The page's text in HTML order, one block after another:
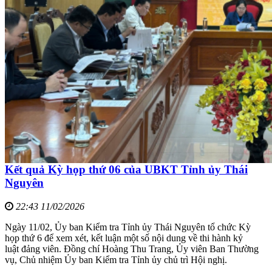
Kết quả Kỳ họp thứ 06 của UBKT Tỉnh ủy Thái
Nguyên
22:43 11/02/2026
Ngày 11/02, Ủy ban Kiểm tra Tỉnh ủy Thái Nguyên tổ chức Kỳ
họp thứ 6 để xem xét, kết luận một số nội dung về thi hành kỷ
luật đảng viên. Đồng chí Hoàng Thu Trang, Ủy viên Ban Thường
vụ, Chủ nhiệm Ủy ban Kiểm tra Tỉnh ủy chủ trì Hội nghị.